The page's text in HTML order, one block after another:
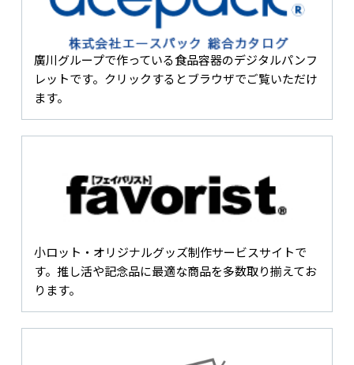
廣川グループで作っている食品容器のデジタルパンフ
レットです。クリックするとブラウザでご覧いただけ
ます。
小ロット・オリジナルグッズ制作サービスサイトで
す。推し活や記念品に最適な商品を多数取り揃えてお
ります。